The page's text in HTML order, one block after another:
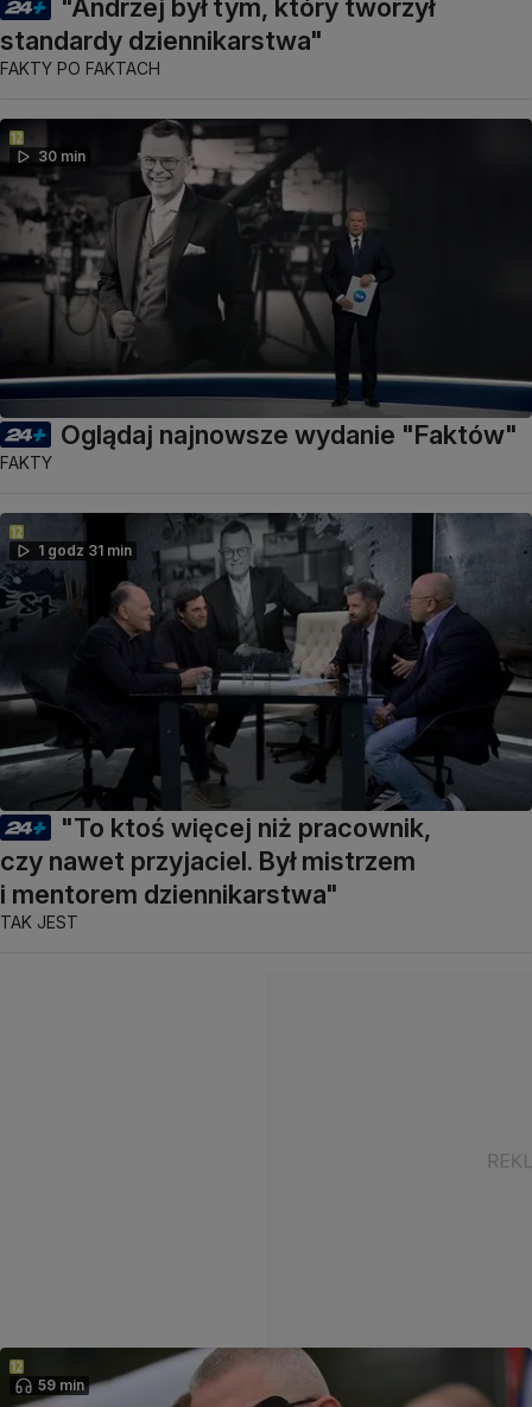
"Andrzej był tym, który tworzył
standardy dziennikarstwa"
FAKTY PO FAKTACH
30 min
Oglądaj najnowsze wydanie "Faktów"
FAKTY
1 godz 31 min
"To ktoś więcej niż pracownik,
czy nawet przyjaciel. Był mistrzem
i mentorem dziennikarstwa"
TAK JEST
59 min